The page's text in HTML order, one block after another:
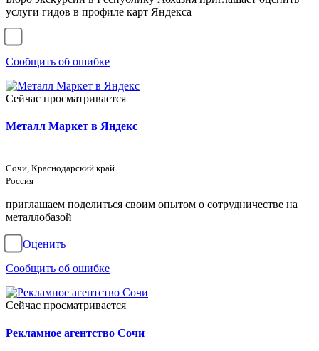
услуги гидов в профиле карт Яндекса
Сообщить об ошибке
Сейчас просматривается
Металл Маркет в Яндекс
Сочи, Краснодарский край
Россия
приглашаем поделиться своим опытом о сотрудничестве на
металлобазой
Оценить
Сообщить об ошибке
Сейчас просматривается
Рекламное агентство Сочи